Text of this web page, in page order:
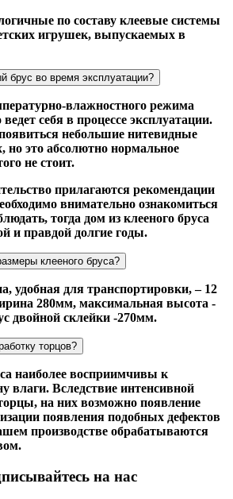
по составу клеевые системы
игрушек, выпускаемых в
брус во время эксплуатации?
влажностного режима
себя в процессе эксплуатации.
небольшие нитевидные
но это абсолютно нормальное
не стоит.
прилагаются рекомендации
внимательно ознакомиться
тогда дом из клееного бруса
и правдой долгие годы.
клееного бруса?
удобная для транспортировки, – 12
280мм, максимальная высота -
двойной склейки -270мм.
торцов?
наиболее восприимчивы к
влаги. Вследствие интенсивной
на них возможно появление
появления подобных дефектов
производстве обрабатываются
на нас